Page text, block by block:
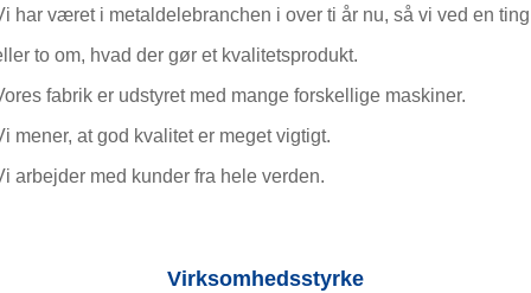
har været i metaldelebranchen i over ti år nu, så vi ved en ting
to om, hvad der gør et kvalitetsprodukt.
fabrik er udstyret med mange forskellige maskiner.
mener, at god kvalitet er meget vigtigt.
arbejder med kunder fra hele verden.
Virksomhedsstyrke